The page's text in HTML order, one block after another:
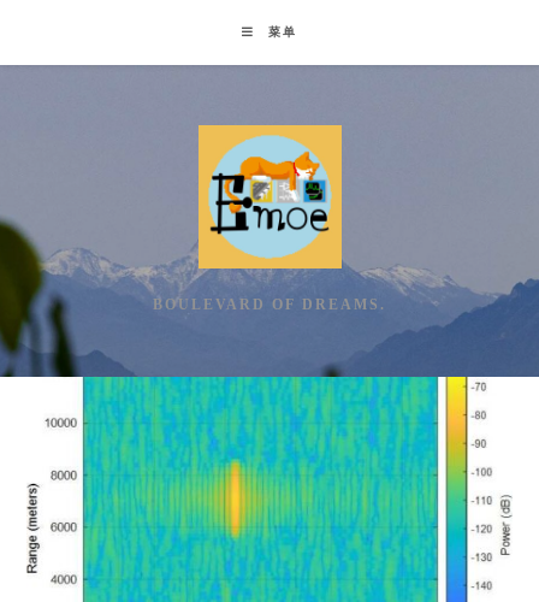
content
菜单
BOULEVARD OF DREAMS.